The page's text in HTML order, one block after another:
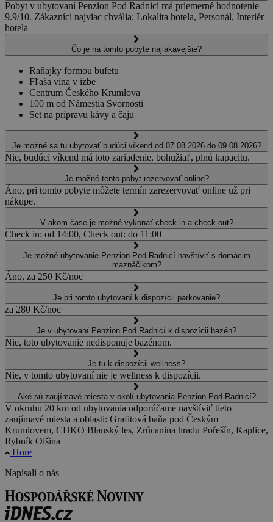
Pobyt v ubytovaní Penzion Pod Radnicí má priemerné hodnotenie
9.9/10. Zákazníci najviac chvália: Lokalita hotela, Personál, Interiér
hotela
Čo je na tomto pobyte najlákavejšie?
Raňajky formou bufetu
Fľaša vína v izbe
Centrum Českého Krumlova
100 m od Námestia Svornosti
Set na prípravu kávy a čaju
Je možné sa tu ubytovať budúci víkend od 07.08.2026 do 09.08.2026?
Nie, budúci víkend má toto zariadenie, bohužiaľ, plnú kapacitu.
Je možné tento pobyt rezervovať online?
Áno, pri tomto pobyte môžete termín zarezervovať online už pri
nákupe.
V akom čase je možné vykonať check in a check out?
Check in: od 14:00, Check out: do 11:00
Je možné ubytovanie Penzion Pod Radnicí navštíviť s domácim
maznáčikom?
Áno, za 250 Kč/noc
Je pri tomto ubytovaní k dispozícii parkovanie?
za 280 Kč/noc
Je v ubytovaní Penzion Pod Radnicí k dispozícii bazén?
Nie, toto ubytovanie nedisponuje bazénom.
Je tu k dispozícii wellness?
Nie, v tomto ubytovaní nie je wellness k dispozícii.
Aké sú zaujímavé miesta v okolí ubytovania Penzion Pod Radnicí?
V okruhu 20 km od ubytovania odporúčame navštíviť tieto
zaujímavé miesta a oblasti: Grafitová baňa pod Českým
Krumlovem, CHKO Blanský les, Zrúcanina hradu Pořešín, Kaplice,
Rybník Olšina
Hore
Napísali o nás